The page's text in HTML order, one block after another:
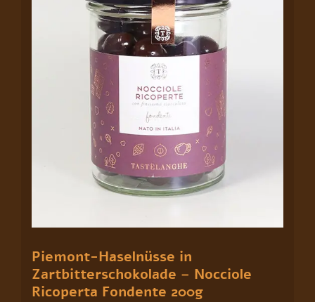
Piemont-Haselnüsse in
Zartbitterschokolade – Nocciole
Ricoperta Fondente 200g